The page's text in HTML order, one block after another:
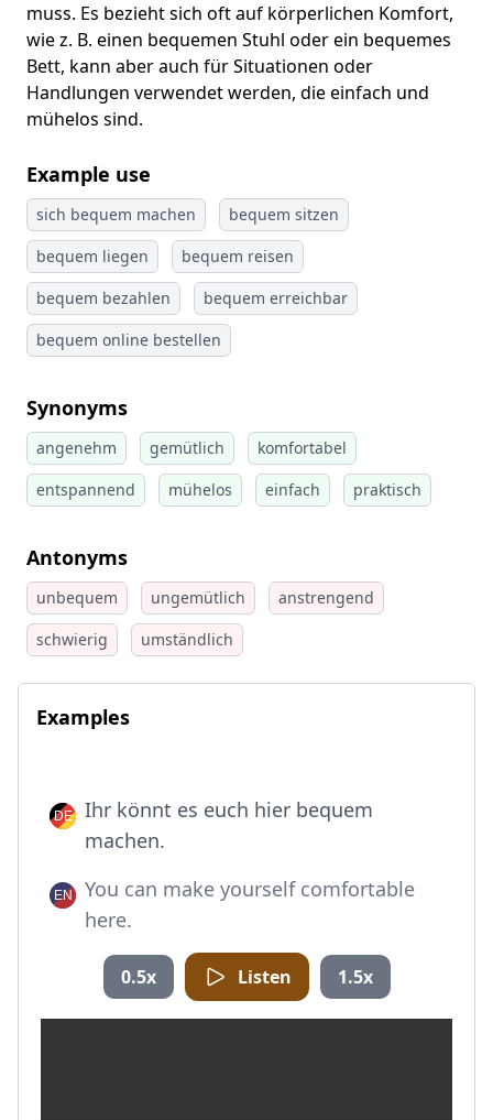
muss. Es bezieht sich oft auf körperlichen Komfort,
wie z. B. einen bequemen Stuhl oder ein bequemes
Bett, kann aber auch für Situationen oder
Handlungen verwendet werden, die einfach und
mühelos sind.
Example use
sich bequem machen
bequem sitzen
bequem liegen
bequem reisen
bequem bezahlen
bequem erreichbar
bequem online bestellen
Synonyms
angenehm gemütlich
komfortabel
entspannend
mühelos einfach praktisch
Antonyms
unbequem ungemütlich
anstrengend
schwierig
umständlich
Examples
Ihr könnt es euch hier bequem
machen.
You can make yourself comfortable
here.
0.5x Listen 1.5x